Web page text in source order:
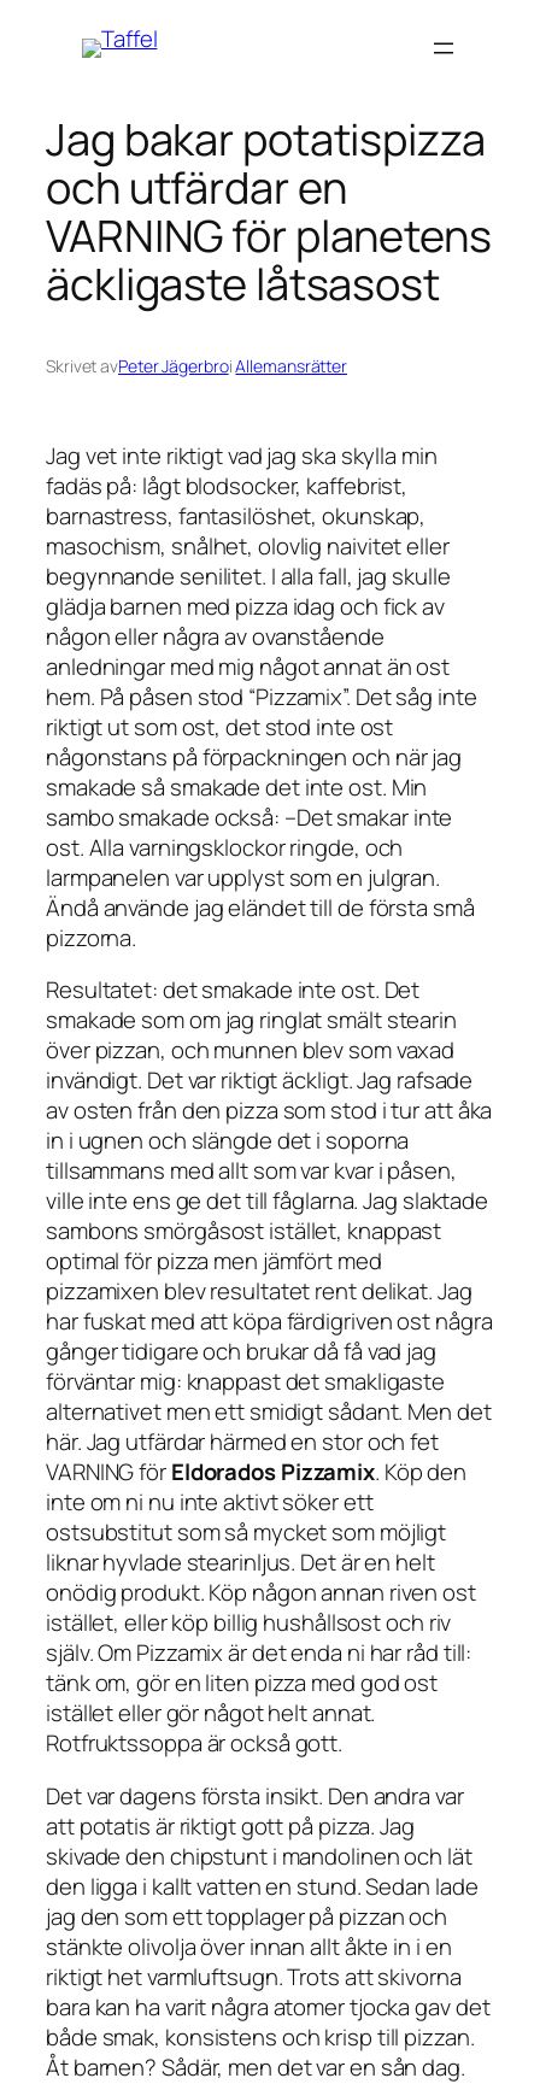
Jag bakar potatispizza
och utfärdar en
VARNING för planetens
äckligaste låtsasost
Skrivet avPeter JägerbroiAllemansrätter
Jag vet inte riktigt vad jag ska skylla min
fadäs på: lågt blodsocker, kaffebrist,
barnastress, fantasilöshet, okunskap,
masochism, snålhet, olovlig naivitet eller
begynnande senilitet. I alla fall, jag skulle
glädja barnen med pizza idag och fick av
någon eller några av ovanstående
anledningar med mig något annat än ost
hem. På påsen stod “Pizzamix”. Det såg inte
riktigt ut som ost, det stod inte ost
någonstans på förpackningen och när jag
smakade så smakade det inte ost. Min
sambo smakade också: –Det smakar inte
ost. Alla varningsklockor ringde, och
larmpanelen var upplyst som en julgran.
Ändå använde jag eländet till de första små
pizzorna.
Resultatet: det smakade inte ost. Det
smakade som om jag ringlat smält stearin
över pizzan, och munnen blev som vaxad
invändigt. Det var riktigt äckligt. Jag rafsade
av osten från den pizza som stod i tur att åka
in i ugnen och slängde det i soporna
tillsammans med allt som var kvar i påsen,
ville inte ens ge det till fåglarna. Jag slaktade
sambons smörgåsost istället, knappast
optimal för pizza men jämfört med
pizzamixen blev resultatet rent delikat. Jag
har fuskat med att köpa färdigriven ost några
gånger tidigare och brukar då få vad jag
förväntar mig: knappast det smakligaste
alternativet men ett smidigt sådant. Men det
här. Jag utfärdar härmed en stor och fet
VARNING förEldorados Pizzamix. Köp den
inte om ni nu inte aktivt söker ett
ostsubstitut som så mycket som möjligt
liknar hyvlade stearinljus. Det är en helt
onödig produkt. Köp någon annan riven ost
istället, eller köp billig hushållsost och riv
själv. Om Pizzamix är det enda ni har råd till:
tänk om, gör en liten pizza med god ost
istället eller gör något helt annat.
Rotfruktssoppa är också gott.
Det var dagens första insikt. Den andra var
att potatis är riktigt gott på pizza. Jag
skivade den chipstunt i mandolinen och lät
den ligga i kallt vatten en stund. Sedan lade
jag den som ett topplager på pizzan och
stänkte olivolja över innan allt åkte in i en
riktigt het varmluftsugn. Trots att skivorna
bara kan ha varit några atomer tjocka gav det
både smak, konsistens och krisp till pizzan.
Åt barnen? Sådär, men det var en sån dag.